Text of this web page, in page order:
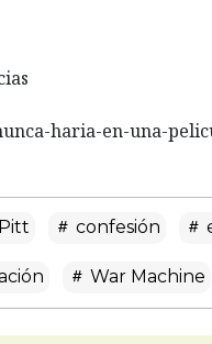
haria-en-una-
confesión
War Machine